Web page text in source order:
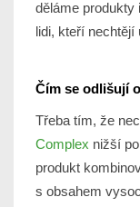
děláme produkty
lidi, kteří
Čím se odlišují
Třeba tím, že
Complex nižší
produkt
s obsahem